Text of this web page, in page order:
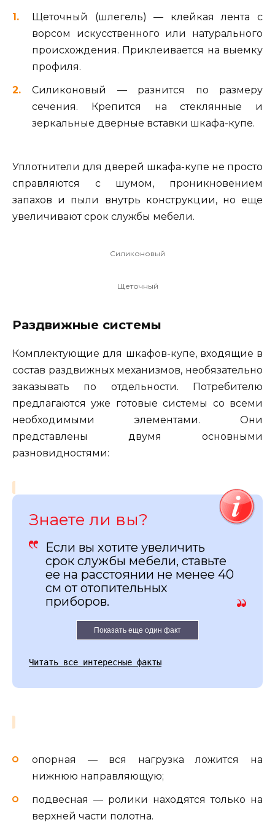
Щеточный (шлегель) — клейкая лента с
ворсом искусственного или натурального
происхождения. Приклеивается на выемку
профиля.
Силиконовый — разнится по размеру
сечения. Крепится на стеклянные и
зеркальные дверные вставки шкафа-купе.
Уплотнители для дверей шкафа-купе не просто
справляются с шумом, проникновением
запахов и пыли внутрь конструкции, но еще
увеличивают срок службы мебели.
Силиконовый
Щеточный
Раздвижные системы
Комплектующие для шкафов-купе, входящие в
состав раздвижных механизмов, необязательно
заказывать по отдельности. Потребителю
предлагаются уже готовые системы со всеми
необходимыми элементами. Они
представлены двумя основными
разновидностями:
Знаете ли вы?
Если вы хотите увеличить
срок службы мебели, ставьте
ее на расстоянии не менее 40
см от отопительных
приборов.
Показать еще один факт
Читать все интересные факты
опорная — вся нагрузка ложится на
нижнюю направляющую;
подвесная — ролики находятся только на
верхней части полотна.